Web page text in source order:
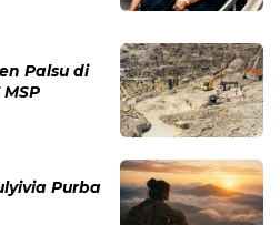
Palsu di
Purba